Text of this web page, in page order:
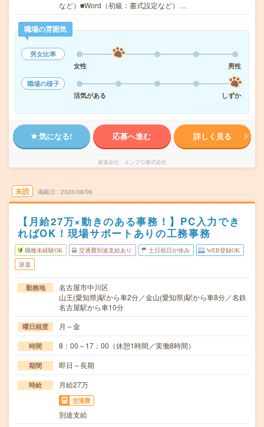
など）■Word（初級：書式設定など）…
職場の雰囲気
男女比率
女性
男性
職場の様子
活気がある
しずか
気になる! 応募へ進む 詳しく見る
派遣会社 エンプロ株式会社
未読 掲載日 2026/08/06
【月給27万×動きのある事務！】PC入力でき
ればOK！現場サポートありの工務事務
職種未経験OK 交通費別途支給あり 土日祝日が休み WEB登録OK
派遣
勤務地
名古屋市中川区
山王(愛知県)駅から車2分／金山(愛知県)駅から車8分／名鉄
名古屋駅から車10分
曜日頻度 月～金
時間 8：00～17：00（休憩1時間／実働8時間）
期間 即日～長期
時給 月給27万
交通費
別途支給